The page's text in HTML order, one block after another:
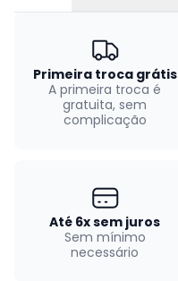
Primeira troca grátis
A primeira troca é
gratuita, sem
complicação
Até 6x sem juros
Sem mínimo
necessário